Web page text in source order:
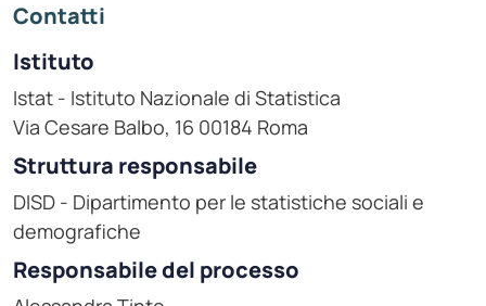
Contatti
Istituto
Istat - Istituto Nazionale di Statistica
Via Cesare Balbo, 16 00184 Roma
Struttura responsabile
DISD - Dipartimento per le statistiche sociali e
demografiche
Responsabile del processo